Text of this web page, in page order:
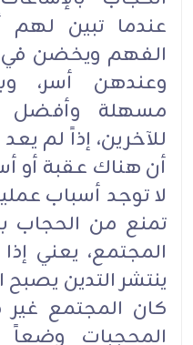
عندما تبين لهم
الفهم ويخضن في
وعندهن أسر،
مسهلة وأفضل
للآخرين، إذاً لم
أن هناك عقبة أو
لا توجد أسباب
تمنع من الحجاب
المجتمع، يعني
ينتشر التدين
كان المجتمع
المحجبات